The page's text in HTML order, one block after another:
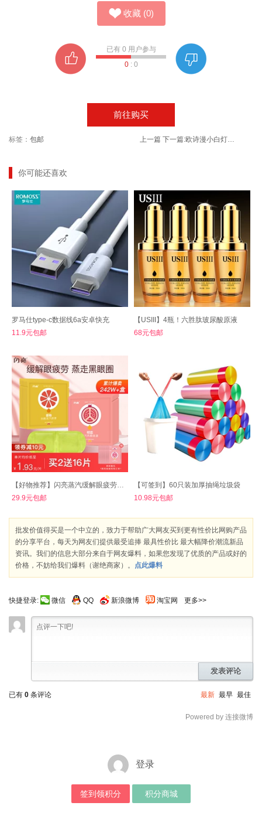
收藏 (0)
已有 0 用户参与
0: 0
前往购买
标签： 包邮 上一篇 下一篇:
你可能还喜欢
罗马仕type-c数据线6a安卓快充
11.9元包邮
【USIII】4瓶！六胜肽玻尿酸原液
68元包邮
29.9元包邮
【可签到】60只装加厚抽绳垃圾袋
10.98元包邮
批发价值得买是一个中立的，致力于帮助广大网友买到更有性价比网购产品
的分享平台，每天为网友们提供最受追捧 最具性价比 最大幅降价潮流新品
资讯。我们的信息大部分来自于网友爆料，如果您发现了优质的产品或好的
价格，不妨给我们爆料（谢绝商家）。
点此爆料
快捷登录: 微信 QQ 新浪微博 淘宝网 更多>>
发表评论
已有 0 条评论 最新 最早 最佳
Powered by 连接微博
登录
签到领积分 积分商城